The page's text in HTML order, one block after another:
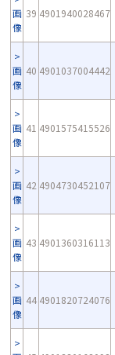
画
像
39 4901940028467
画
像
40 4901037004442
画
像
41 4901575415526
画
像
42 4904730452107
画
像
43 4901360316113
画
像
44 4901820724076